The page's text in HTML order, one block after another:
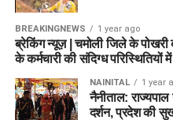
BREAKINGNEWS 1 year ago
ब्रेकिंग न्यूज़ | चमोली जिले के पोखरी
के कर्मचारी की संदिग्ध परिस्थितियों
NAINITAL 1 year
नैनीताल:
दर्शन, प्रदेश की